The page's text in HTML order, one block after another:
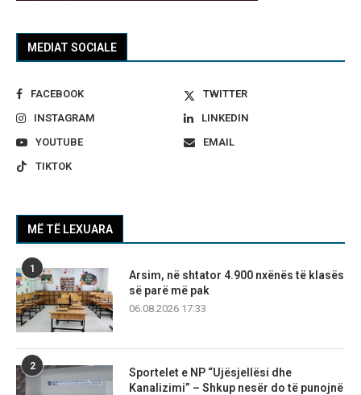
MEDIAT SOCIALE
FACEBOOK
TWITTER
INSTAGRAM
LINKEDIN
YOUTUBE
EMAIL
TIKTOK
MË TË LEXUARA
1
Arsim, në shtator 4.900 nxënës të klasës
së parë më pak
06.08.2026 17:33
2
Sportelet e NP “Ujësjellësi dhe
Kanalizimi” – Shkup nesër do të punojnë